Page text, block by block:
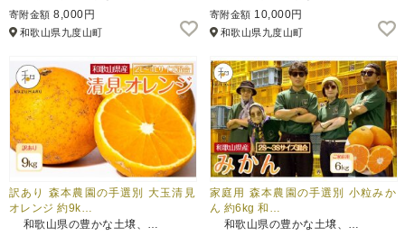
寄附金額 8,000円
和歌山県九度山町
寄附金額 10,000円
和歌山県九度山町
訳あり 森本農園の手選別 大玉清見
オレンジ 約9k…
和歌山県の豊かな土壌、…
家庭用 森本農園の手選別 小粒みか
ん 約6kg 和…
和歌山県の豊かな土壌、…